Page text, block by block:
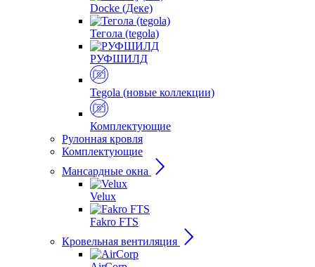
Docke (Деке)
Тегола (tegola)
РУФШИЛД
Tegola (новые коллекции)
Комплектующие
Рулонная кровля
Комплектующие
Мансардные окна
Velux
Fakro FTS
Кровельная вентиляция